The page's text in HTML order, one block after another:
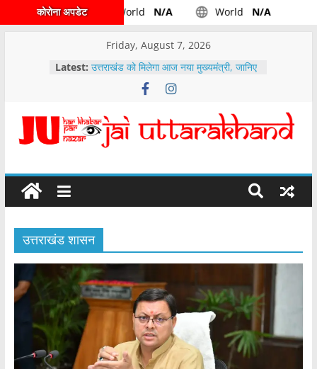
Friday, August 7, 2026
Latest: उत्तराखंड को मिलेगा आज नया मुख्यमंत्री, जानिए
किसके सिर होगा ताज
उत्तराखंड -: कैबिनेट द्वारा पहाड़ के पशुपालकों के
वारी एनर्जीज आईपीओ के लिए दो दिवसीय बोली
अवधि……..
देहरादून रुट डाइवर्ट, टी-20 क्रिकेट मैच के
पेपर लीक मामले में मुख्यमंत्री पुष्कर सिंह धामी ने
उच्च स्तरीय समीक्षा बैठक के दौरान अधिकारियों
को दिए निर्देश
उत्तराखंड शासन
कोरोना अपडेट World N/A World N/A